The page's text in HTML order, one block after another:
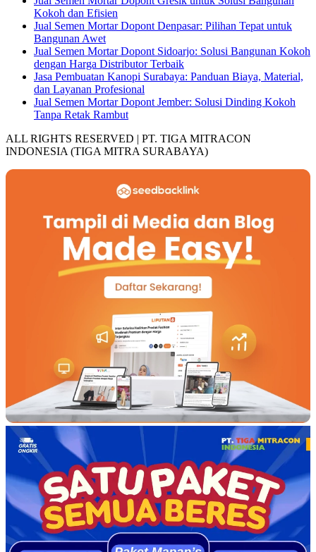
Kokoh dan Efisien
Jual Semen Mortar Dopont Denpasar: Pilihan Tepat untuk
Bangunan Awet
Jual Semen Mortar Dopont Sidoarjo: Solusi Bangunan Kokoh
dengan Harga Distributor Terbaik
Jasa Pembuatan Kanopi Surabaya: Panduan Biaya, Material,
dan Layanan Profesional
Jual Semen Mortar Dopont Jember: Solusi Dinding Kokoh
Tanpa Retak Rambut
ALL RIGHTS RESERVED | PT. TIGA MITRACON
INDONESIA (TIGA MITRA SURABAYA)